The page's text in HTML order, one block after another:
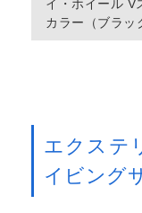
イ・ホイール V
カラー（ブラッ
エクステ
イビング